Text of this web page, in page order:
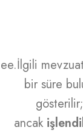
ee.İlgili
bir süre
ancak